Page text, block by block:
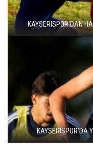
KAYSERISPOR'DAN
KAYSERISPOR’DA